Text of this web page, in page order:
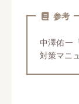
参考
中澤佑一
対策マニ